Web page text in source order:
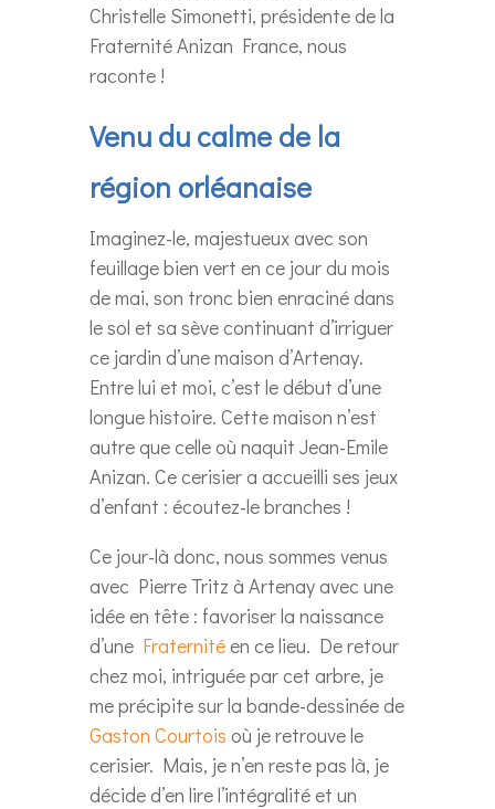
Christelle Simonetti, présidente de la
Fraternité Anizan France, nous
raconte !
Venu du calme de la
région orléanaise
Imaginez-le, majestueux avec son
feuillage bien vert en ce jour du mois
de mai, son tronc bien enraciné dans
le sol et sa sève continuant d’irriguer
ce jardin d’une maison d’Artenay.
Entre lui et moi, c’est le début d’une
longue histoire. Cette maison n’est
autre que celle où naquit Jean-Emile
Anizan. Ce cerisier a accueilli ses jeux
d’enfant : écoutez-le branches !
Ce jour-là donc, nous sommes venus
avec Pierre Tritz à Artenay avec une
idée en tête : favoriser la naissance
d’une Fraternitéen ce lieu. De retour
chez moi, intriguée par cet arbre, je
me précipite sur la bande-dessinée de
Gaston Courtois où je retrouve le
cerisier. Mais, je n’en reste pas là, je
décide d’en lire l’intégralité et un